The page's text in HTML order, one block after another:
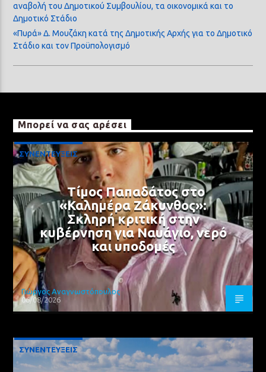
αναβολή του Δημοτικού Συμβουλίου, τα οικονομικά και το
Δημοτικό Στάδιο
«Πυρά» Δ. Μουζάκη κατά της Δημοτικής Αρχής για το Δημοτικό
Στάδιο και τον Προϋπολογισμό
Μπορεί να σας αρέσει
ΣΥΝΕΝΤΕΥΞΕΙΣ
Τίμος Παπαδάτος στο
«Καλημέρα Ζάκυνθος»:
Σκληρή κριτική στην
κυβέρνηση για Ναυάγιο, νερό
και υποδομές
Γιώργος Αναγνωστόπουλος
06/08/2026
ΣΥΝΕΝΤΕΥΞΕΙΣ